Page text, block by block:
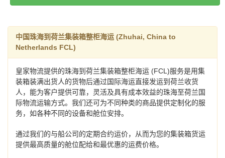
中国珠海到荷兰集装箱整柜海运 (Zhuhai, China to
Netherlands FCL)
皇家物流提供的珠海到荷兰集装箱整柜海运 (FCL)服务是用集
装箱装满出货人的货物后通过国际海运直接发运到荷兰收货
人，能为客户提供可靠，灵活及具有成本效益的珠海至荷兰国
际物流运输方式。我们还可为不同种类的商品提供定制化的服
务，如各种不同的设备和舱位安排。
通过我们的与船公司的定期合约运价，从而为您的集装箱货运
提供最高质量的舱位配给和最优惠的运费价格。